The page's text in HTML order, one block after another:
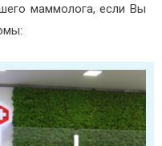
маммолога, если Вы